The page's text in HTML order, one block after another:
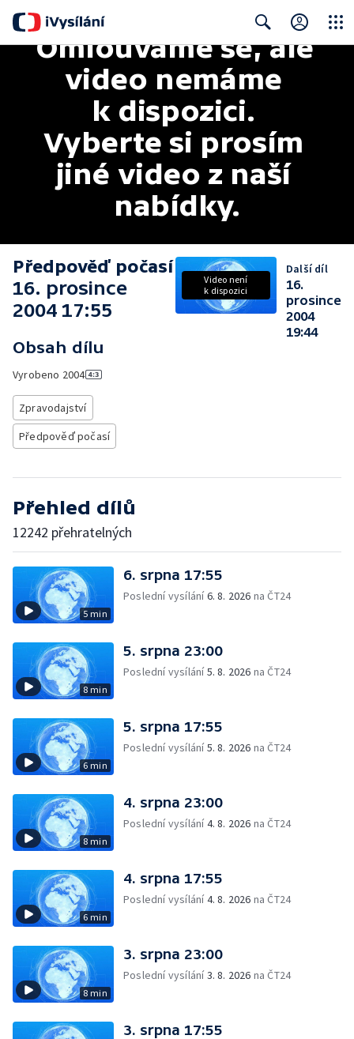
Search
Omlouváme se, ale
video nemáme
k dispozici.
Vyberte si prosím
jiné video z naší
nabídky.
Předpověď počasí
16. prosince
2004 17:55
Obsah dílu
Vyrobeno 2004
Zpravodajství
Předpověď počasí
Video není
k dispozici
Další díl
16.
prosince
2004
19:44
Přehled dílů
12242 přehratelných
5 min
6. srpna 17:55
Poslední vysílání6. 8. 2026 na ČT24
8 min
5. srpna 23:00
Poslední vysílání5. 8. 2026 na ČT24
6 min
5. srpna 17:55
Poslední vysílání5. 8. 2026 na ČT24
8 min
4. srpna 23:00
Poslední vysílání4. 8. 2026 na ČT24
6 min
4. srpna 17:55
Poslední vysílání4. 8. 2026 na ČT24
8 min
3. srpna 23:00
Poslední vysílání3. 8. 2026 na ČT24
3. srpna 17:55